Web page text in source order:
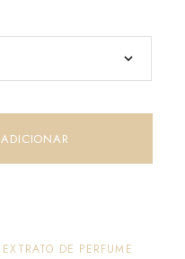
ADICIONAR
EXTRATO DE PERFUME